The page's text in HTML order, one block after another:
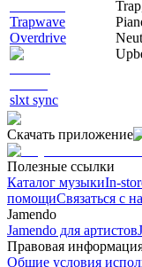
Trapwave
Overdrive
slxt sync
Скачать приложение
Полезные ссылки
Каталог музыкиIn-
помощиСвязаться с
Jamendo
Jamendo для артистов
Правовая
Общие условия